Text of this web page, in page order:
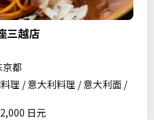
三越店
都
理 / 意大利料理 / 意大利面 /
日元